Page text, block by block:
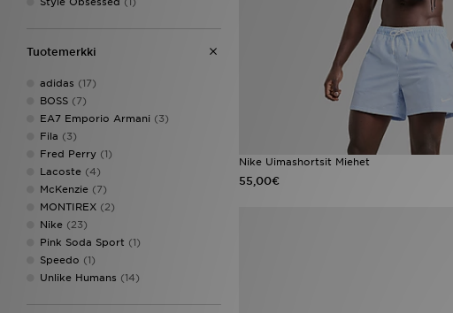
Tuotemerkki
adidas (17)
BOSS (7)
EA7 Emporio Armani (3)
Fila (3)
Fred Perry (1)
Lacoste (4)
McKenzie (7)
MONTIREX (2)
Nike (23)
Pink Soda Sport (1)
Speedo (1)
Unlike Humans (14)
Nike Uimashortsit Miehet
55,00€